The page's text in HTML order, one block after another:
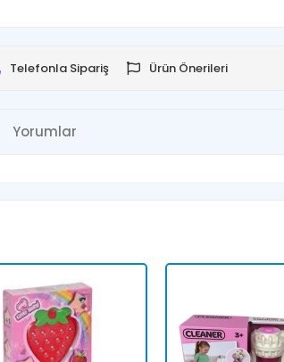
Telefonla Sipariş Ürün Önerileri
Yorumlar